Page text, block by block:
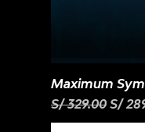
Maximum
Precio
S/ 329.00 S/